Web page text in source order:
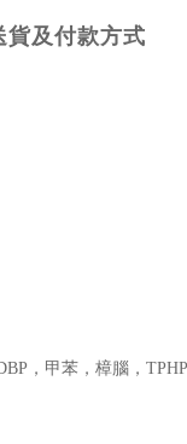
貨及付款方式
，甲苯，樟腦，